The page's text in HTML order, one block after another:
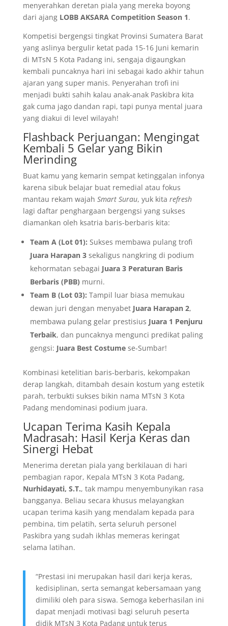
menyerahkan deretan piala yang mereka boyong
dari ajang LOBB AKSARA Competition Season 1.
​Kompetisi bergengsi tingkat Provinsi Sumatera Barat
yang aslinya bergulir ketat pada 15-16 Juni kemarin
di MTsN 5 Kota Padang ini, sengaja digaungkan
kembali puncaknya hari ini sebagai kado akhir tahun
ajaran yang super manis. Penyerahan trofi ini
menjadi bukti sahih kalau anak-anak Paskibra kita
gak cuma jago dandan rapi, tapi punya mental juara
yang diakui di level wilayah!
​Flashback Perjuangan: Mengingat
Kembali 5 Gelar yang Bikin
Merinding
​Buat kamu yang kemarin sempat ketinggalan infonya
karena sibuk belajar buat remedial atau fokus
mantau rekam wajah Smart Surau, yuk kita refresh
lagi daftar penghargaan bergengsi yang sukses
diamankan oleh ksatria baris-berbaris kita:
Team A (Lot 01): Sukses membawa pulang trofi
Juara Harapan 3sekaligus nangkring di podium
kehormatan sebagai Juara 3 Peraturan Baris
Berbaris (PBB) murni.
Team B (Lot 03): Tampil luar biasa memukau
dewan juri dengan menyabet Juara Harapan 2,
membawa pulang gelar prestisius Juara 1 Penjuru
Terbaik, dan puncaknya mengunci predikat paling
gengsi: Juara Best Costumese-Sumbar!
​Kombinasi ketelitian baris-berbaris, kekompakan
derap langkah, ditambah desain kostum yang estetik
parah, terbukti sukses bikin nama MTsN 3 Kota
Padang mendominasi podium juara.
​Ucapan Terima Kasih Kepala
Madrasah: Hasil Kerja Keras dan
Sinergi Hebat
​Menerima deretan piala yang berkilauan di hari
pembagian rapor, Kepala MTsN 3 Kota Padang,
Nurhidayati, S.T., tak mampu menyembunyikan rasa
bangganya. Beliau secara khusus melayangkan
ucapan terima kasih yang mendalam kepada para
pembina, tim pelatih, serta seluruh personel
Paskibra yang sudah ikhlas memeras keringat
selama latihan.
​“Prestasi ini merupakan hasil dari kerja keras,
kedisiplinan, serta semangat kebersamaan yang
dimiliki oleh para siswa. Semoga keberhasilan ini
dapat menjadi motivasi bagi seluruh peserta
didik MTsN 3 Kota Padang untuk terus